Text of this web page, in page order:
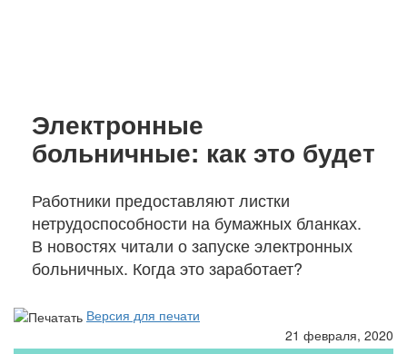
Электронные
больничные: как это будет
Работники предоставляют листки
нетрудоспособности на бумажных бланках.
В новостях читали о запуске электронных
больничных. Когда это заработает?
Версия для печати
21 февраля, 2020